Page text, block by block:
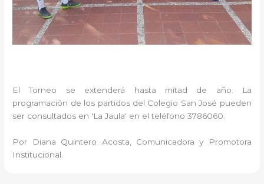
El Torneo se extenderá hasta mitad de año. La
programación de los partidos del Colegio San José pueden
ser consultados en 'La Jaula' en el teléfono 3786060.
Por Diana Quintero Acosta, Comunicadora y Promotora
Institucional.